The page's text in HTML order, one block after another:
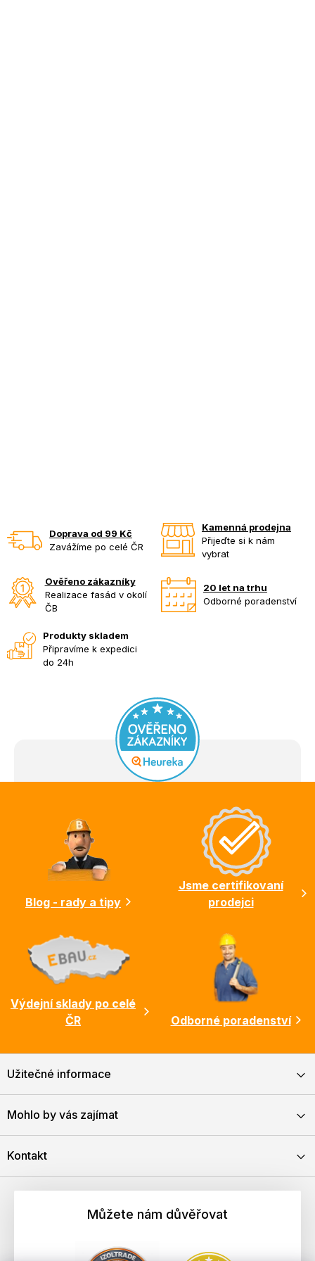
Doprava od 99 Kč
Zavážíme po celé ČR
Kamenná prodejna
Přijeďte si k nám
vybrat
Ověřeno zákazníky
Realizace fasád v okolí
ČB
20 let na trhu
Odborné poradenství
Produkty skladem
Připravíme k expedici
do 24h
Blog - rady a tipy
Jsme certifikovaní
prodejci
Výdejní sklady po celé
ČR
Odborné poradenství
Užitečné informace
Mohlo by vás zajímat
Kontakt
Můžete nám důvěřovat